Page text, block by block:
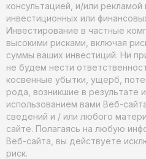
консультацией, и/или рекламой
инвестиционных или
Инвестирование в частные
высокими рисками, включая
суммы ваших инвестиций. Ни
не будем нести
косвенные убытки, ущерб,
рода, возникшие в результате
использованием вами Веб-
сведений и / или любого
сайте. Полагаясь на любую
Веб-сайта, вы действуете
риск.